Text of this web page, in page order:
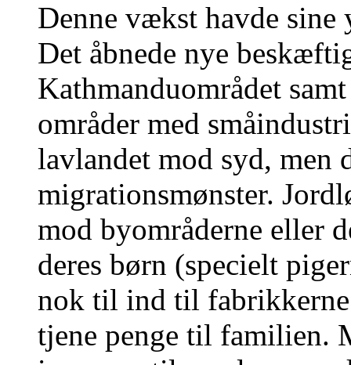
Denne vækst havde sine
Det åbnede nye
Kathmanduområdet
områder med
lavlandet mod syd, men
migrationsmønster.
mod byområderne eller
deres børn (specielt
nok til ind til
tjene penge til familien.